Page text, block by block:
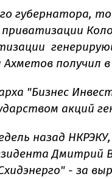
губернатора,
получил в
"Бизнес
акций
назад
Дмитрий
- за